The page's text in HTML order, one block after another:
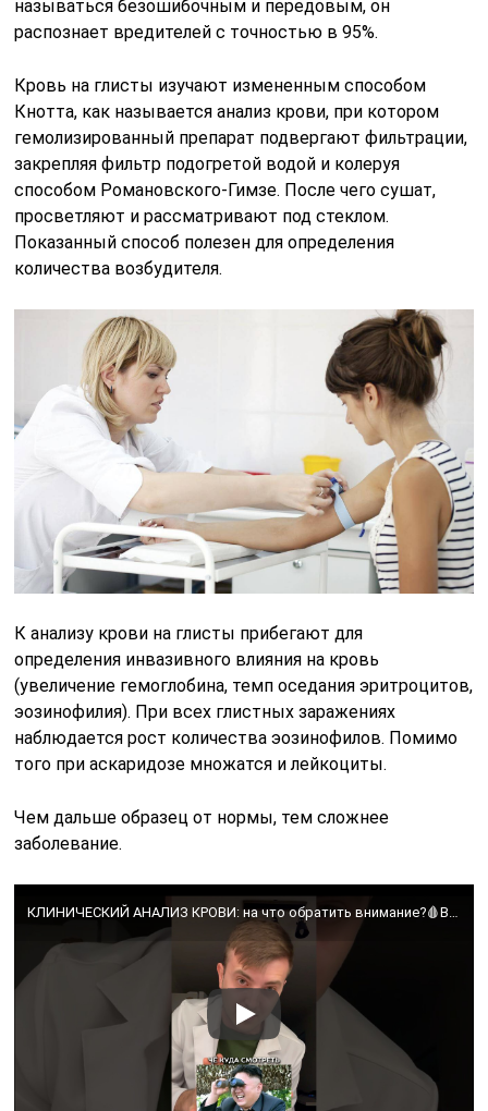
называться безошибочным и передовым, он
распознает вредителей с точностью в 95%.
Кровь на глисты изучают измененным способом
Кнотта, как называется анализ крови, при котором
гемолизированный препарат подвергают фильтрации,
закрепляя фильтр подогретой водой и колеруя
способом Романовского-Гимзе. После чего сушат,
просветляют и рассматривают под стеклом.
Показанный способ полезен для определения
количества возбудителя.
К анализу крови на глисты прибегают для
определения инвазивного влияния на кровь
(увеличение гемоглобина, темп оседания эритроцитов,
эозинофилия). При всех глистных заражениях
наблюдается рост количества эозинофилов. Помимо
того при аскаридозе множатся и лейкоциты.
Чем дальше образец от нормы, тем сложнее
заболевание.
КЛИНИЧЕСКИЙ АНАЛИЗ КРОВИ: на что обратить внимание?🩸Вместо консультации у терапевта